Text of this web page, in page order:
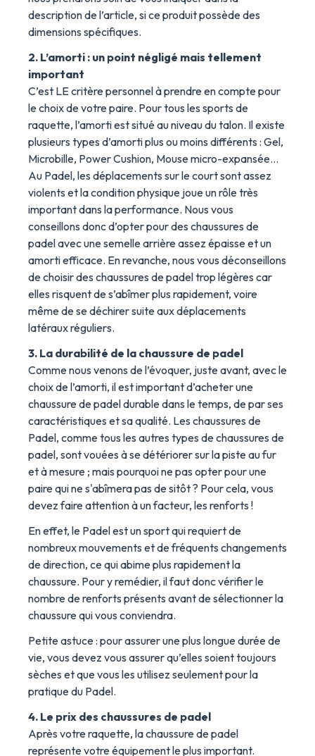
description de l’article, si ce produit possède des
dimensions spécifiques.
2. L’amorti : un point négligé mais tellement
important
C’est LE critère personnel à prendre en compte pour
le choix de votre paire. Pour tous les sports de
raquette, l’amorti est situé au niveau du talon. Il existe
plusieurs types d’amorti plus ou moins différents : Gel,
Microbille, Power Cushion, Mouse micro-expansée…
Au Padel, les déplacements sur le court sont assez
violents et la condition physique joue un rôle très
important dans la performance. Nous vous
conseillons donc d’opter pour des chaussures de
padel avec une semelle arrière assez épaisse et un
amorti efficace. En revanche, nous vous déconseillons
de choisir des chaussures de padel trop légères car
elles risquent de s’abîmer plus rapidement, voire
même de se déchirer suite aux déplacements
latéraux réguliers.
3. La durabilité de la chaussure de padel
Comme nous venons de l’évoquer, juste avant, avec le
choix de l’amorti, il est important d’acheter une
chaussure de padel durable dans le temps, de par ses
caractéristiques et sa qualité. Les chaussures de
Padel, comme tous les autres types de chaussures de
padel, sont vouées à se détériorer sur la piste au fur
et à mesure ; mais pourquoi ne pas opter pour une
paire qui ne s'abîmera pas de sitôt ? Pour cela, vous
devez faire attention à un facteur, les renforts !
En effet, le Padel est un sport qui requiert de
nombreux mouvements et de fréquents changements
de direction, ce qui abime plus rapidement la
chaussure. Pour y remédier, il faut donc vérifier le
nombre de renforts présents avant de sélectionner la
chaussure qui vous conviendra.
Petite astuce : pour assurer une plus longue durée de
vie, vous devez vous assurer qu’elles soient toujours
sèches et que vous les utilisez seulement pour la
pratique du Padel.
4. Le prix des chaussures de padel
Après votre raquette, la chaussure de padel
représente votre équipement le plus important.